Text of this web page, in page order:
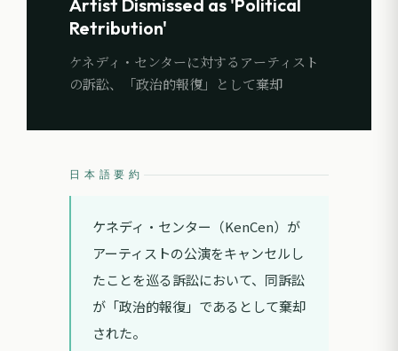
Artist Dismissed as 'Political
Retribution'
ケネディ・センターに対するアーティスト
の訴訟、「政治的報復」として棄却
日本語要約
ケネディ・センター（KenCen）が
アーティストの公演をキャンセルし
たことを巡る訴訟において、同訴訟
が「政治的報復」であるとして棄却
された。